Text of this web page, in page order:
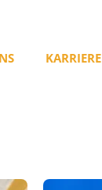
KARRIERE